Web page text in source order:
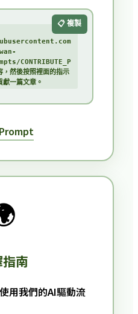
CONTRIBUTE_P
然後按照裡面的指示
一篇文章。
📋 複製
南
用我們的AI驅動流